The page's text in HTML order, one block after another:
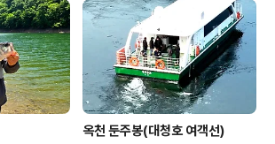
옥천 둔주봉(대청호 여객선)